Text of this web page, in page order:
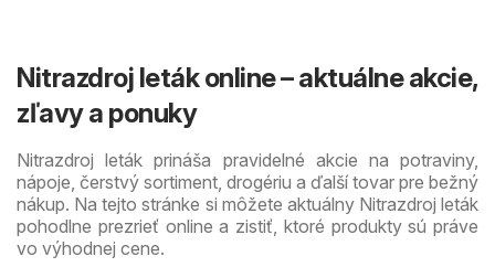
Nitrazdroj leták online – aktuálne akcie,
zľavy a ponuky
Nitrazdroj leták prináša pravidelné akcie na potraviny,
nápoje, čerstvý sortiment, drogériu a ďalší tovar pre bežný
nákup. Na tejto stránke si môžete aktuálny Nitrazdroj leták
pohodlne prezrieť online a zistiť, ktoré produkty sú práve
vo výhodnej cene.